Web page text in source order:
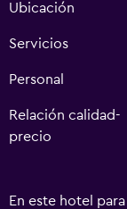
Ubicación
Servicios
Personal
Relación calidad-
precio
En este hotel